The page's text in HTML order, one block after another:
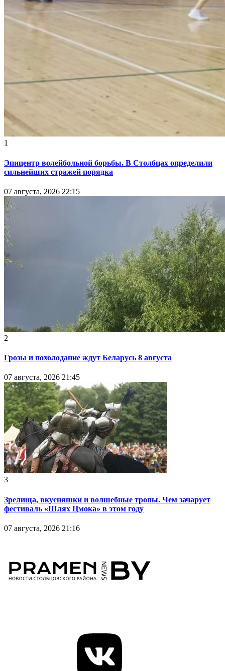
1
Эпицентр волейбольной борьбы. В Столбцах определили
сильнейших стражей порядка
07 августа, 2026 22:15
2
Грозы и похолодание ждут Беларусь 8 августа
07 августа, 2026 21:45
3
Зрелища, вкусняшки и волшебные тропы. Чем зачарует
фестиваль «Шлях Цмока» в этом году
07 августа, 2026 21:16